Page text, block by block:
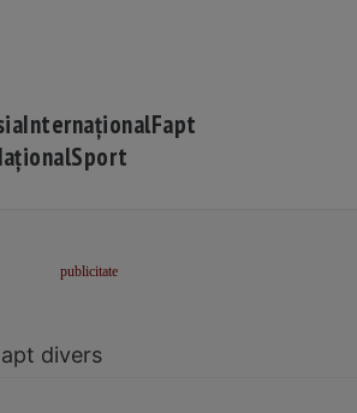
InternaționalFapt
Sport
divers